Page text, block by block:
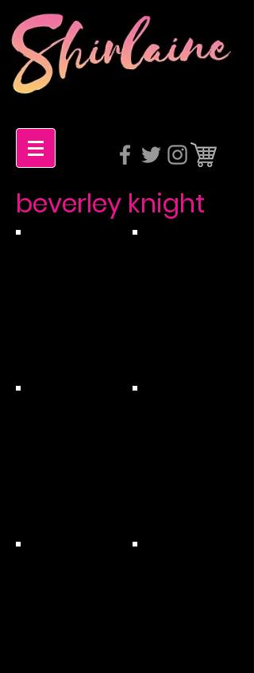
beverley knight